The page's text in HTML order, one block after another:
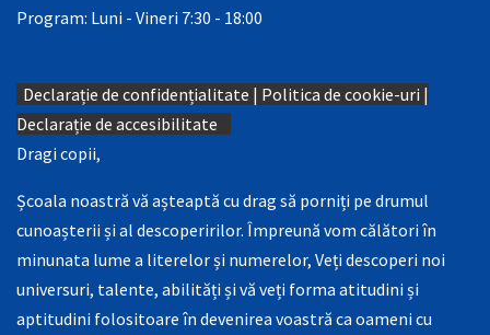
Program: Luni - Vineri 7:30 - 18:00
Declarație de confidențialitate | Politica de cookie-uri |
Declarație de accesibilitate
Dragi copii,
Școala noastră vă așteaptă cu drag să porniți pe drumul
cunoașterii și al descoperirilor. Împreună vom călători în
minunata lume a literelor și numerelor, Veți descoperi noi
universuri, talente, abilități și vă veți forma atitudini și
aptitudini folositoare în devenirea voastră ca oameni cu